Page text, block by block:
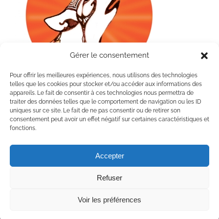
Gérer le consentement
Pour offrir les meilleures expériences, nous utilisons des technologies
telles que les cookies pour stocker et/ou accéder aux informations des
appareils. Le fait de consentir à ces technologies nous permettra de
traiter des données telles que le comportement de navigation ou les ID
uniques sur ce site. Le fait de ne pas consentir ou de retirer son
consentement peut avoir un effet négatif sur certaines caractéristiques et
fonctions.
Accepter
Refuser
Voir les préférences
L’appel du Loup – Atelier 2- Arc-en-Ciel de Vie
Copyright 2020 Chaumière Fleur Soleil | Tous droits réservés | All rights
FacebookYouTube